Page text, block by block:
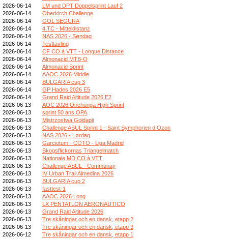
2026-06-14
LM und DPT Doppelsprint Lauf 2
2026-06-14
Oberkirch Challenge
2026-06-14
GOL SEGURA
2026-06-14
4.TC - Mitteldistanz
2026-06-14
NAS 2026 - Søndag
2026-06-14
Testtävling
2026-06-14
CF CO à VTT - Longue Distance
2026-06-14
Almonacid MTB-O
2026-06-14
Almonacid Sprint
2026-06-14
AAOC 2026 Middle
2026-06-14
BULGARIA cup 3
2026-06-14
GP Hades 2026 E5
2026-06-14
Grand Raid Altitude 2026 E2
2026-06-13
AOC 2026 Onehunga High Sprint
2026-06-13
sprint 50 ans OPA
2026-06-13
Mistrzostwa Gołdapii
2026-06-13
Challenge ASUL Sprint 1 - Saint Symphorien d Ozon
2026-06-13
NAS 2026 - Lørdag
2026-06-13
Garciotum - COTO - Liga Madrid
2026-06-13
Skogsflickornas Triangelmatch
2026-06-13
Nationale MD CO à VTT
2026-06-13
Challenge ASUL - Communay
2026-06-13
IV Urban Trail Almedina 2026
2026-06-13
BULGARIA cup 2
2026-06-13
fasttest-1
2026-06-13
AAOC 2026 Long
2026-06-13
LX PENTATLON AERONAUTICO
2026-06-13
Grand Raid Altitude 2026
2026-06-13
Tre skåningar och en dansk, etapp 2
2026-06-13
Tre skåningar och en dansk, etapp 3
2026-06-12
Tre skåningar och en dansk, etapp 1